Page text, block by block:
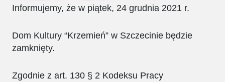
Informujemy, że w piątek, 24 grudnia 2021 r.
Dom Kultury “Krzemień” w Szczecinie będzie
zamknięty.
Zgodnie z art. 130 § 2 Kodeksu Pracy